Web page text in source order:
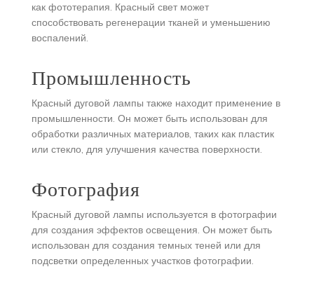
как фототерапия. Красный свет может
способствовать регенерации тканей и уменьшению
воспалений.
Промышленность
Красный дуговой лампы также находит применение в
промышленности. Он может быть использован для
обработки различных материалов, таких как пластик
или стекло, для улучшения качества поверхности.
Фотография
Красный дуговой лампы используется в фотографии
для создания эффектов освещения. Он может быть
использован для создания темных теней или для
подсветки определенных участков фотографии.